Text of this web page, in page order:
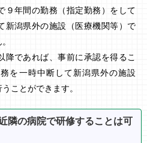
９年間の勤務（指定勤務）をして
新潟県外の施設（医療機関等）で
降であれば、事前に承認を得るこ
を一時中断して新潟県外の施設
ことができます。
隣の病院で研修することは可